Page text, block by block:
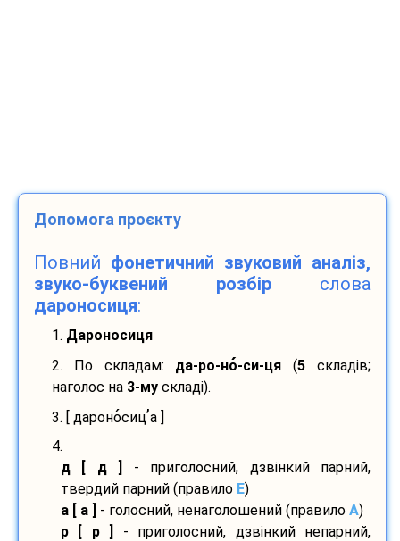
Допомога проєкту
Повний фонетичний звуковий аналіз,
звуко-буквений розбір слова
дароносиця:
1. Дароносиця
2. По складам: да-ро-но-си-ця (5 складів;
наголос на 3-му складі).
3. [ дароносиц’а ]
4.
д [ д ]
- приголосний, дзвінкий парний,
твердий парний (правило E)
а [ а ]
- голосний, ненаголошений (правило A)
р [ р ]
- приголосний, дзвінкий непарний,